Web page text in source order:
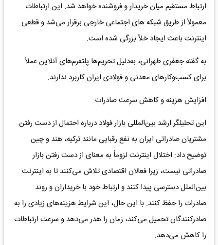
ارتباط مستقیم میان خریدار و فروشنده خواهد شد. این ارتباطات
معمولاً از طریق شبکه های اجتماعی خارجی برقرار می‌شد و قطعی
اینترنت باعث ایجاد خلأ بزرگی شده است.
به گفته جعفری طهرانی، به‌دلیل تحریم‌ها پلتفرم‌های آنلاین عملاً
برای کسب‌وکارهای معدنی و فولادی ایران کاربرد ندارند.
افزایش هزینه و کاهش سرعت صادرات
این تحلیلگر ارشد بین‌المللی بازار فولاد درباره احتمال از دست رفتن
مشتریان صادراتی ایران به نفع رقبایی مانند ترکیه، هند و چین
توضیح داد: اختلال اینترنت لزوماً به معنای از دست رفتن بازار
صادراتی نیست، زیرا فعالان اقتصادی تلاش می‌کنند تا به اینترنت
بین‌الملل دسترسی پیدا کنند و ارتباط خود با خریداران و روند
صادرات را حفظ کنند. با این حال، این شرایط هزینه‌های زیادی را به
صادرکنندگان تحمیل می‌کند، زمان را هدر می‌دهد و سرعت ارتباطات
را کاهش می‌دهد.